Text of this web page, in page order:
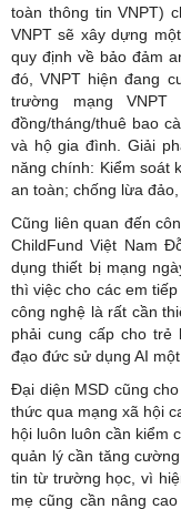
toàn thông tin VNPT)
VNPT sẽ xây dựng
quy định về bảo đảm
đó, VNPT hiện đang
trường mạng
đồng/tháng/thuê bao
và hộ gia đình. Giải
năng chính: Kiểm soát
an toàn; chống lừa đảo,
Cũng liên quan đến
ChildFund Việt Nam
dụng thiết bị mạng
thì việc cho các em
công nghệ là rất cần
phải cung cấp cho trẻ
đạo đức sử dụng AI
Đại diện MSD cũng
thức qua mạng xã hội
hội luôn luôn cần kiểm
quản lý cần tăng
tin từ trường học, vì
mẹ cũng cần nâng